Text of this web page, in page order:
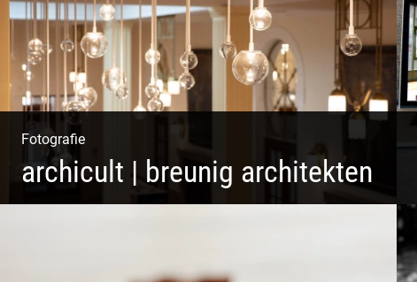
Fotografie
archicult | breunig architekten